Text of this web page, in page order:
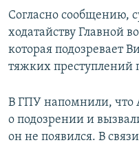
Согласно сообщению,
ходатайству Главной
которая подозревает
тяжких преступлений
В ГПУ напомнили, что
о подозрении и
он не появился. В